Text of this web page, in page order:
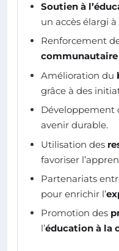
Soutien à
un accès élargi à
Renforcement
communautaire
Amélioration du
grâce à des
Développement
avenir durable.
Utilisation des
favoriser
Partenariats
pour enrichir l’
Promotion des
l’éducation à la